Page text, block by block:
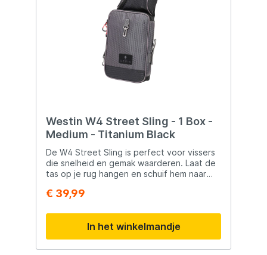
Westin W4 Street Sling - 1 Box -
Medium - Titanium Black
De W4 Street Sling is perfect voor vissers
die snelheid en gemak waarderen. Laat de
tas op je rug hangen en schuif hem naar
wisselen. Dankzij het slimme vouwsysteem
zodat je snel bij je materiaal kunt. Met een
360° hookswivel, gereedschapsriem,
snelclip en klittenbandsluiting ben je altijd
klaar voor actie. De tas is gemaakt van
€ 39,99
In het winkelmandje